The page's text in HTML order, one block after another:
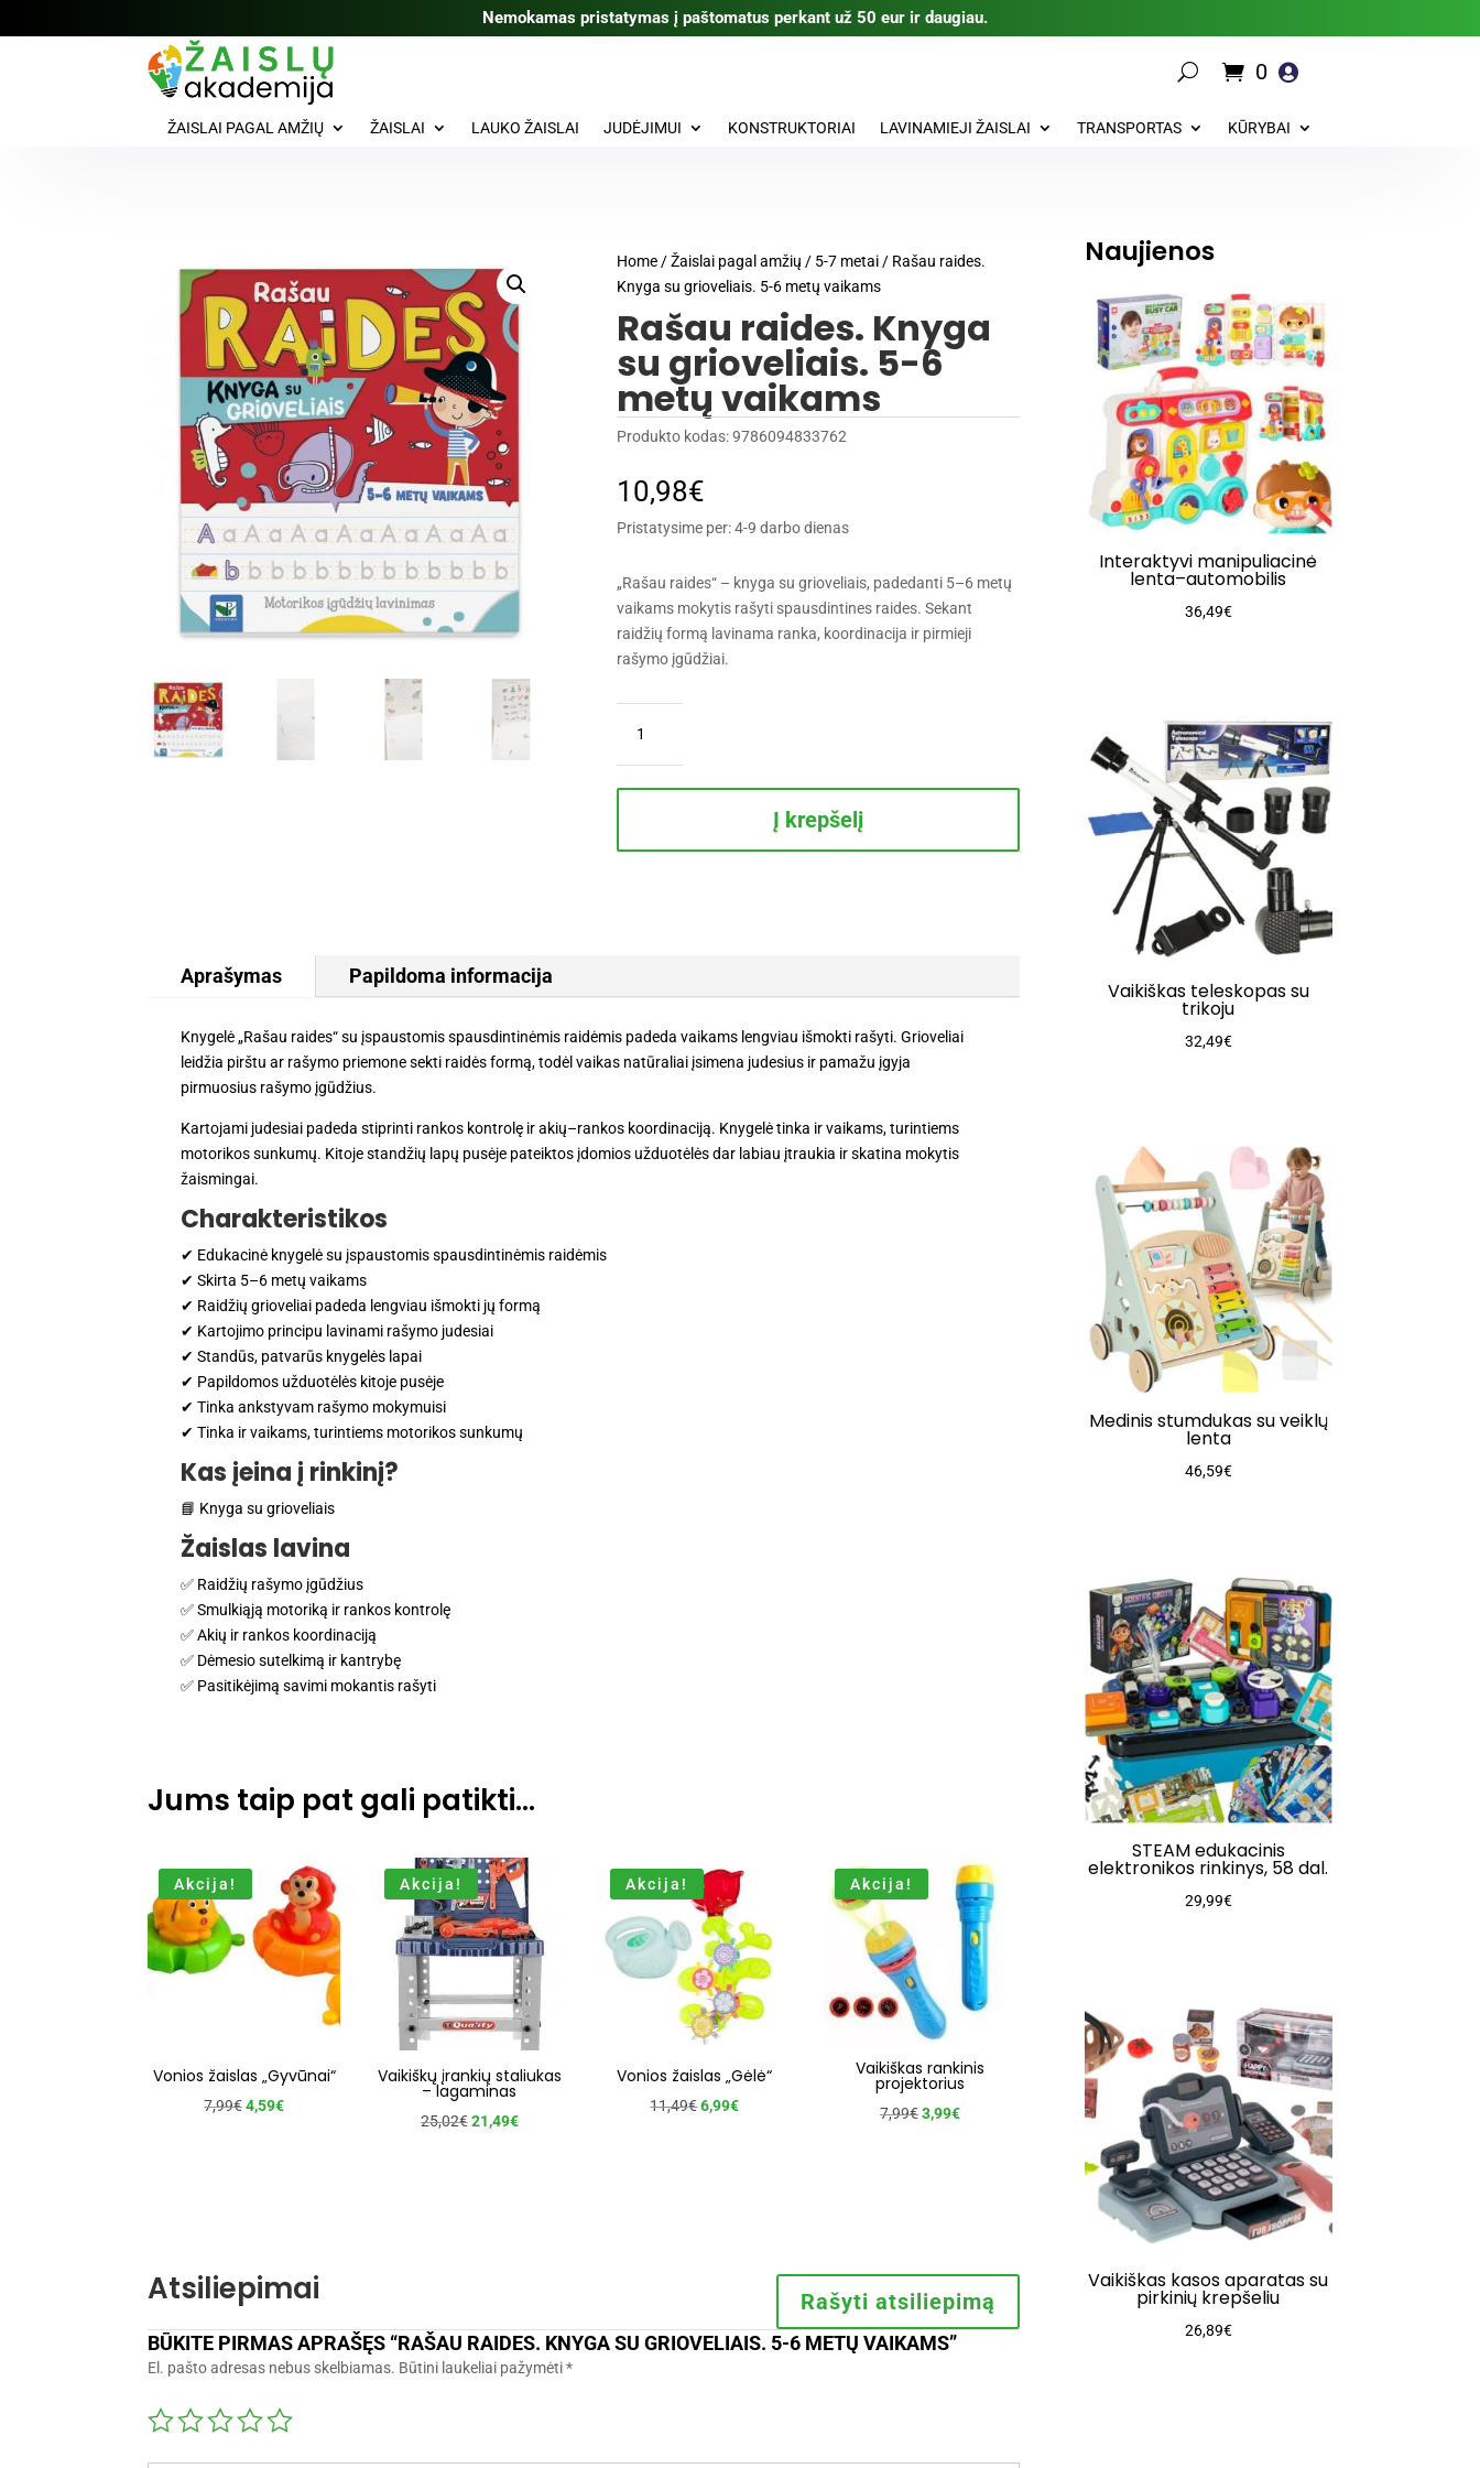
Nemokamas pristatymas į paštomatus perkant už 50 eur ir daugiau.
0 
ŽAISLAI PAGAL AMŽIŲ ŽAISLAI LAUKO ŽAISLAI JUDĖJIMUI KONSTRUKTORIAI LAVINAMIEJI ŽAISLAI TRANSPORTAS KŪRYBAI
Home/Žaislai pagal amžių / 5-7 metai/ Rašau raides.
Knyga su grioveliais. 5-6 metų vaikams
Rašau raides. Knyga
su grioveliais. 5-6
metų vaikams
Produkto kodas:9786094833762
10,98€
Pristatysime per: 4-9 darbo dienas
„Rašau raides“ – knyga su grioveliais, padedanti 5–6 metų
vaikams mokytis rašyti spausdintines raides. Sekant
raidžių formą lavinama ranka, koordinacija ir pirmieji
rašymo įgūdžiai.
kiekis:
Rašau
raides.
Į krepšelį
Aprašymas Papildoma informacija
Knygelė „Rašau raides“ su įspaustomis spausdintinėmis raidėmis padeda vaikams lengviau išmokti rašyti. Grioveliai
leidžia pirštu ar rašymo priemone sekti raidės formą, todėl vaikas natūraliai įsimena judesius ir pamažu įgyja
pirmuosius rašymo įgūdžius.
Kartojami judesiai padeda stiprinti rankos kontrolę ir akių–rankos koordinaciją. Knygelė tinka ir vaikams, turintiems
motorikos sunkumų. Kitoje standžių lapų pusėje pateiktos įdomios užduotėlės dar labiau įtraukia ir skatina mokytis
žaismingai.
Charakteristikos
✔ Edukacinė knygelė su įspaustomis spausdintinėmis raidėmis
✔ Skirta 5–6 metų vaikams
✔ Raidžių grioveliai padeda lengviau išmokti jų formą
✔ Kartojimo principu lavinami rašymo judesiai
✔ Standūs, patvarūs knygelės lapai
✔ Papildomos užduotėlės kitoje pusėje
✔ Tinka ankstyvam rašymo mokymuisi
✔ Tinka ir vaikams, turintiems motorikos sunkumų
Kas įeina į rinkinį?
📘 Knyga su grioveliais
Žaislas lavina
✅ Raidžių rašymo įgūdžius
✅ Smulkiąją motoriką ir rankos kontrolę
✅ Akių ir rankos koordinaciją
✅ Dėmesio sutelkimą ir kantrybę
✅ Pasitikėjimą savimi mokantis rašyti
Jums taip pat gali patikti…
Akcija!
Vonios žaislas „Gyvūnai“
7,99€Original
4,59€Current
Akcija!
Vaikiškų įrankių staliukas
– lagaminas
25,02€ Original
21,49€Current
Akcija!
Vonios žaislas „Gėlė“
11,49€Original
6,99€Current
Akcija!
Vaikiškas rankinis
projektorius
7,99€Original
3,99€Current
Atsiliepimai Rašyti atsiliepimą
BŪKITE PIRMAS APRAŠĘS “RAŠAU RAIDES. KNYGA SU GRIOVELIAIS. 5-6 METŲ VAIKAMS”
El. pašto adresas nebus skelbiamas. Būtini laukeliai pažymėti*
Naujienos
Interaktyvi manipuliacinė
lenta–automobilis
36,49€
Vaikiškas teleskopas su
trikoju
32,49€
Medinis stumdukas su veiklų
lenta
46,59€
STEAM edukacinis
elektronikos rinkinys, 58 dal.
29,99€
Vaikiškas kasos aparatas su
pirkinių krepšeliu
26,89€